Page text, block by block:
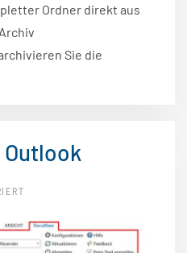
Ordner direkt aus
Sie die
Outlook